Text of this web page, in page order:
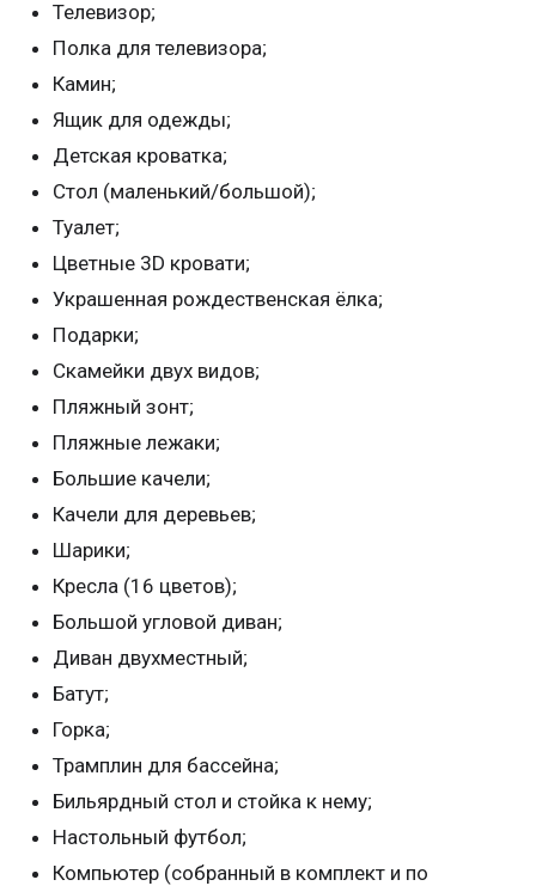
Телевизор;
Полка для телевизора;
Камин;
Ящик для одежды;
Детская кроватка;
Стол (маленький/большой);
Туалет;
Цветные 3D кровати;
Украшенная рождественская ёлка;
Подарки;
Скамейки двух видов;
Пляжный зонт;
Пляжные лежаки;
Большие качели;
Качели для деревьев;
Шарики;
Кресла (16 цветов);
Большой угловой диван;
Диван двухместный;
Батут;
Горка;
Трамплин для бассейна;
Бильярдный стол и стойка к нему;
Настольный футбол;
Компьютер (собранный в комплект и по